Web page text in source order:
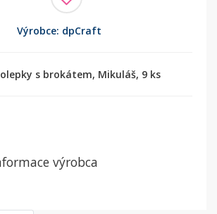
Výrobce: dpCraft
s brokátem, Mikuláš, 9 ks
výrobca